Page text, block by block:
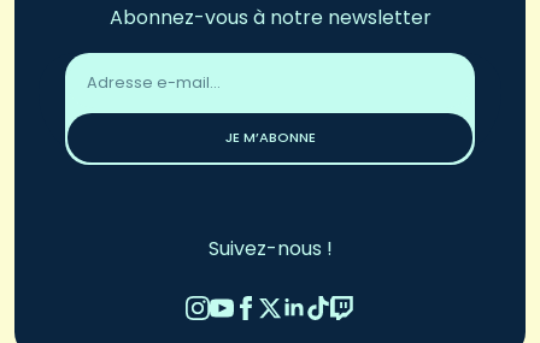
Abonnez-vous à notre newsletter
Adresse
email
JE M’ABONNE
Suivez-nous !